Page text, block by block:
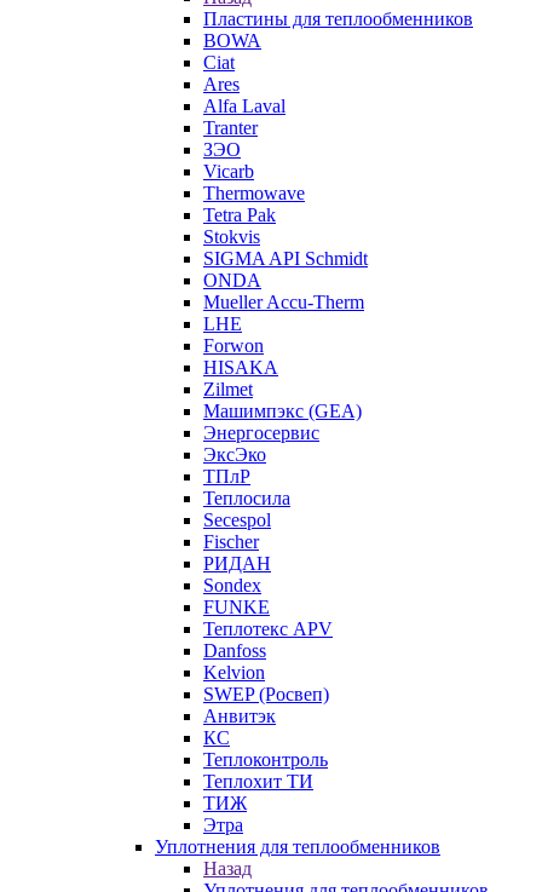
Пластины для теплообменников
BOWA
Ciat
Ares
Alfa Laval
Tranter
ЗЭО
Vicarb
Thermowave
Tetra Pak
Stokvis
SIGMA API Schmidt
ONDA
Mueller Accu-Therm
LHE
Forwon
HISAKA
Zilmet
Машимпэкс (GEA)
Энергосервис
ЭксЭко
ТПлР
Теплосила
Secespol
Fischer
РИДАН
Sondex
FUNKE
Теплотекс APV
Danfoss
Kelvion
SWEP (Росвеп)
Анвитэк
КС
Теплоконтроль
Теплохит ТИ
ТИЖ
Этра
Уплотнения для теплообменников
Назад